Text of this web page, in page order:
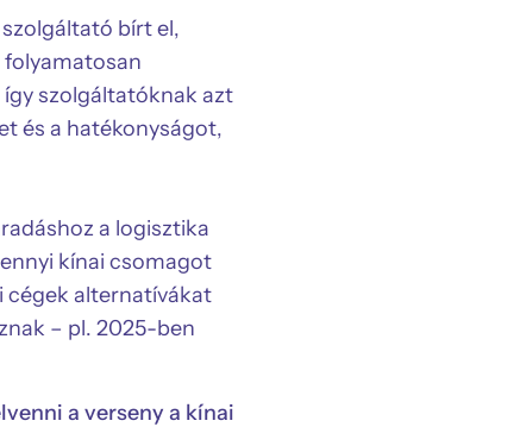
bírt el,
folyamatosan
szolgáltatóknak azt
és a hatékonyságot,
a logisztika
kínai csomagot
cégek alternatívákat
– pl. 2025-ben
a verseny a kínai